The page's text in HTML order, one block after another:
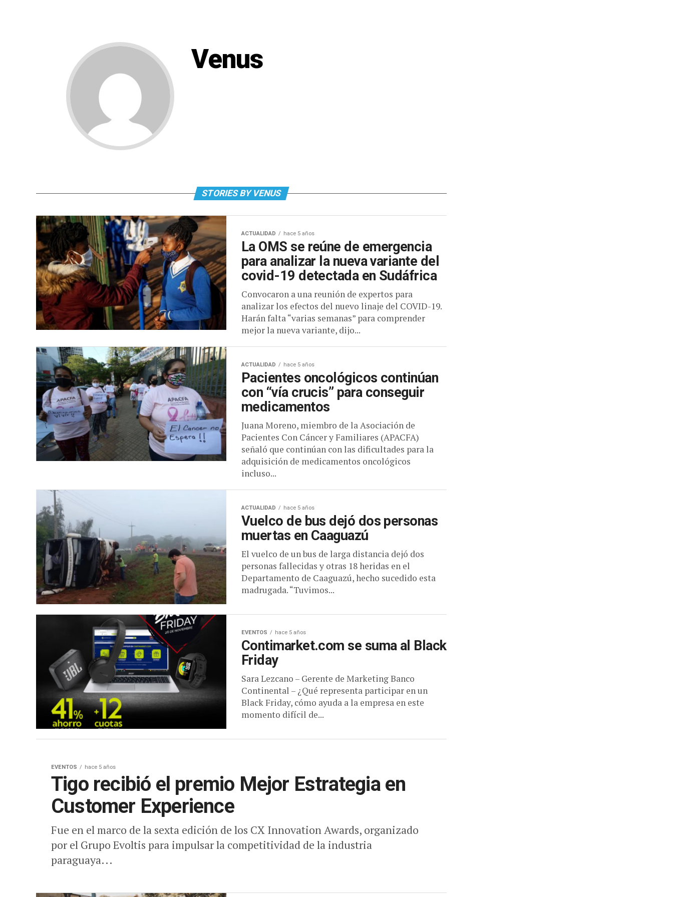
Venus
STORIES BY VENUS
ACTUALIDAD hace 5 años
La OMS se reúne de emergencia
para analizar la nueva variante del
covid-19 detectada en Sudáfrica
Convocaron a una reunión de expertos para
analizar los efectos del nuevo linaje del COVID-19.
Harán falta “varias semanas” para comprender
mejor la nueva variante, dijo...
ACTUALIDAD hace 5 años
Pacientes oncológicos continúan
con “vía crucis” para conseguir
medicamentos
Juana Moreno, miembro de la Asociación de
Pacientes Con Cáncer y Familiares (APACFA)
señaló que continúan con las dificultades para la
adquisición de medicamentos oncológicos
incluso...
ACTUALIDAD hace 5 años
Vuelco de bus dejó dos personas
muertas en Caaguazú
El vuelco de un bus de larga distancia dejó dos
personas fallecidas y otras 18 heridas en el
Departamento de Caaguazú, hecho sucedido esta
madrugada. “Tuvimos...
EVENTOS hace 5 años
Contimarket.com se suma al Black
Friday
Sara Lezcano – Gerente de Marketing Banco
Continental – ¿Qué representa participar en un
Black Friday, cómo ayuda a la empresa en este
momento difícil de...
EVENTOS hace 5 años
Tigo recibió el premio Mejor Estrategia en
Customer Experience
Fue en el marco de la sexta edición de los CX Innovation Awards, organizado
por el Grupo Evoltis para impulsar la competitividad de la industria
paraguaya...